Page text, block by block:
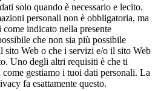
solo quando è necessario e lecito.
personali non è obbligatoria, ma
indicato nella presente
che non sia più possibile
sito Web o che i servizi e/o il sito Web
Uno degli altri requisiti è che ti
gestiamo i tuoi dati personali. La
fa esattamente questo.